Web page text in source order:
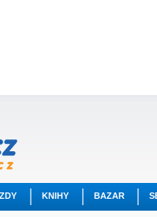
KNIHY BAZAR